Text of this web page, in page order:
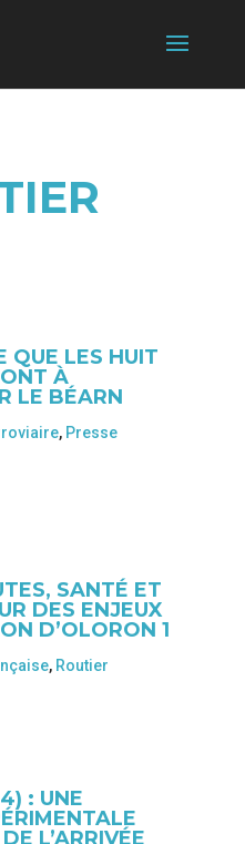
QUE LES HUIT
À
LE BÉARN
, Presse
SANTÉ ET
DES ENJEUX
D’OLORON 1
, Routier
: UNE
L’ARRIVÉE